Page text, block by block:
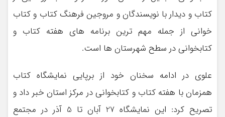
کتاب و دیدار با نویسندگان و مروجین فرهنگ کتاب و کتاب
خوانی از جمله مهم ترین برنامه های هفته کتاب و
کتابخوانی در سطح شهرستان ها است.
علوی در ادامه سخنان خود از برپایی نمایشگاه کتاب
همزمان با هفته کتاب و کتابخوانی در مرکز استان خبر داد و
تصریح کرد: این نمایشگاه 27 آبان تا 5 آذر در مجتمع